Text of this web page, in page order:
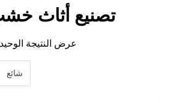
تصنيع أثاث
عرض النتيجة